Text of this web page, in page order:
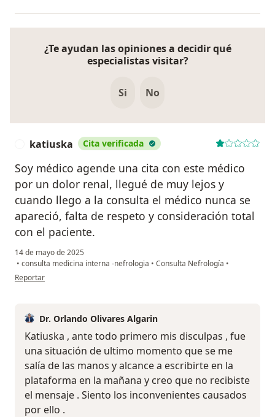
¿Te ayudan las opiniones a decidir qué
especialistas visitar?
Si No
katiuska Cita verificada
Soy médico agende una cita con este médico
por un dolor renal, llegué de muy lejos y
cuando llego a la consulta el médico nunca se
apareció, falta de respeto y consideración total
con el paciente.
14 de mayo de 2025
• consulta medicina interna -nefrologia • Consulta Nefrología •
en opinión del usuario katiuska
Reportar
Dr. Orlando Olivares Algarin
Katiuska , ante todo primero mis disculpas , fue
una situación de ultimo momento que se me
salía de las manos y alcance a escribirte en la
plataforma en la mañana y creo que no recibiste
el mensaje . Siento los inconvenientes causados
por ello .